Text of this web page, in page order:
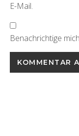
E-Mail.
Benachrichtige